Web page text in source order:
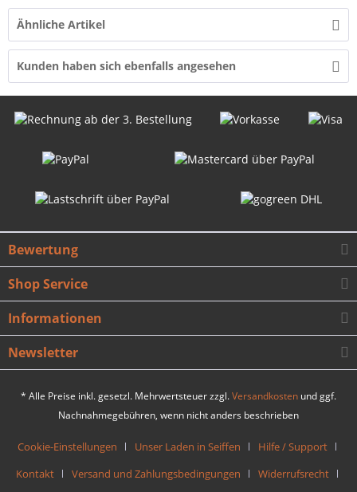
Ähnliche Artikel
Kunden haben sich ebenfalls angesehen
Bewertung
Shop Service
Informationen
Newsletter
* Alle Preise inkl. gesetzl. Mehrwertsteuer zzgl.Versandkosten und ggf.
Nachnahmegebühren, wenn nicht anders beschrieben
Cookie-Einstellungen Unser Laden in Seiffen
Hilfe / Support
Kontakt
Versand und Zahlungsbedingungen Widerrufsrecht